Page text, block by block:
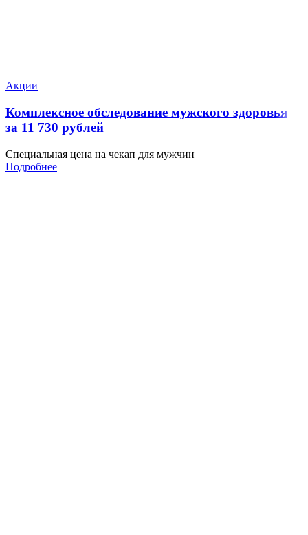
Акции
Комплексное обследование мужского здоровья
за 11 730 рублей
Специальная цена на чекап для мужчин
Подробнее